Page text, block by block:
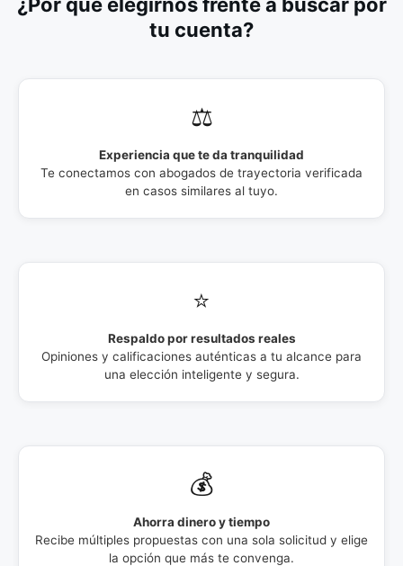
tu cuenta?
⚖️
Experiencia que te da tranquilidad
Te conectamos con abogados de trayectoria verificada
en casos similares al tuyo.
⭐
Respaldo por resultados reales
Opiniones y calificaciones auténticas a tu alcance para
una elección inteligente y segura.
💰
Ahorra dinero y tiempo
Recibe múltiples propuestas con una sola solicitud y elige
la opción que más te convenga.